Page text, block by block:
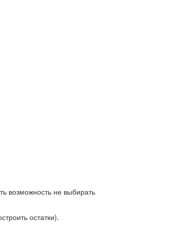
возможность не выбирать
остатки).